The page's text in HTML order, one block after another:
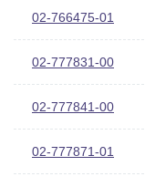
02-766475-01
02-777831-00
02-777841-00
02-777871-01